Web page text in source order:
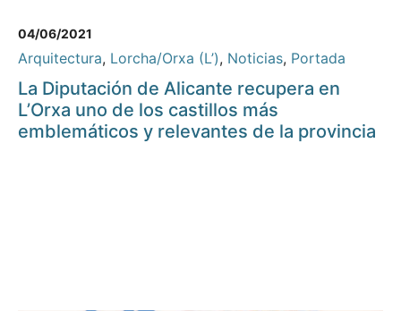
04/06/2021
Arquitectura, Lorcha/Orxa (L’), Noticias, Portada
La Diputación de Alicante recupera en
L’Orxa uno de los castillos más
emblemáticos y relevantes de la provincia